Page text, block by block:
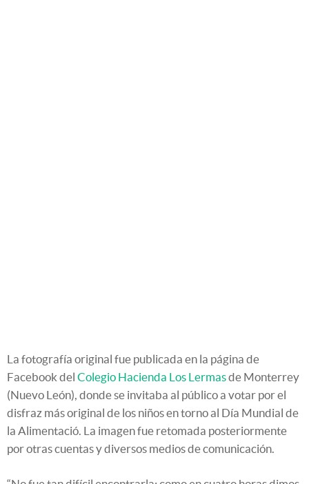
La fotografía original fue publicada en la página de
Facebook del Colegio Hacienda Los Lermasde Monterrey
(Nuevo León), donde se invitaba al público a votar por el
disfraz más original de los niños en torno al Día Mundial de
la Alimentació. La imagen fue retomada posteriormente
por otras cuentas y diversos medios de comunicación.